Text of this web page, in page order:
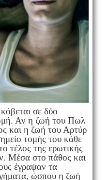
σε δύο
Αν η ζωή του Πωλ
και η ζωή του Αρτύρ
τομής του κάθε
τέλος της ερωτικής
Μέσα στο πάθος και
έγραψαν τα
ώσπου η ζωή